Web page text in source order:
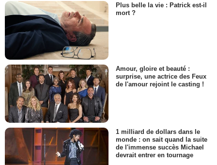
Plus belle la vie : Patrick est-il
mort ?
Amour, gloire et beauté :
surprise, une actrice des Feux
de l'amour rejoint le casting !
1 milliard de dollars dans le
monde : on sait quand la suite
de l'immense succès Michael
devrait entrer en tournage